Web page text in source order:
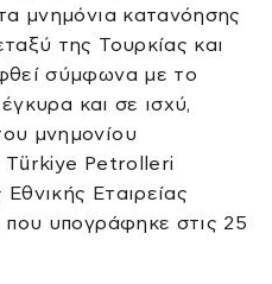
μνημόνια κατανόησης
της Τουρκίας και
σύμφωνα με το
έγκυρα και σε ισχύ,
μνημονίου
Türkiye Petrolleri
Εταιρείας
υπογράφηκε στις 25